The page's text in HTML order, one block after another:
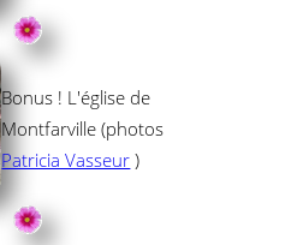
Bonus ! L'église de
Montfarville (photos
Patricia Vasseur )